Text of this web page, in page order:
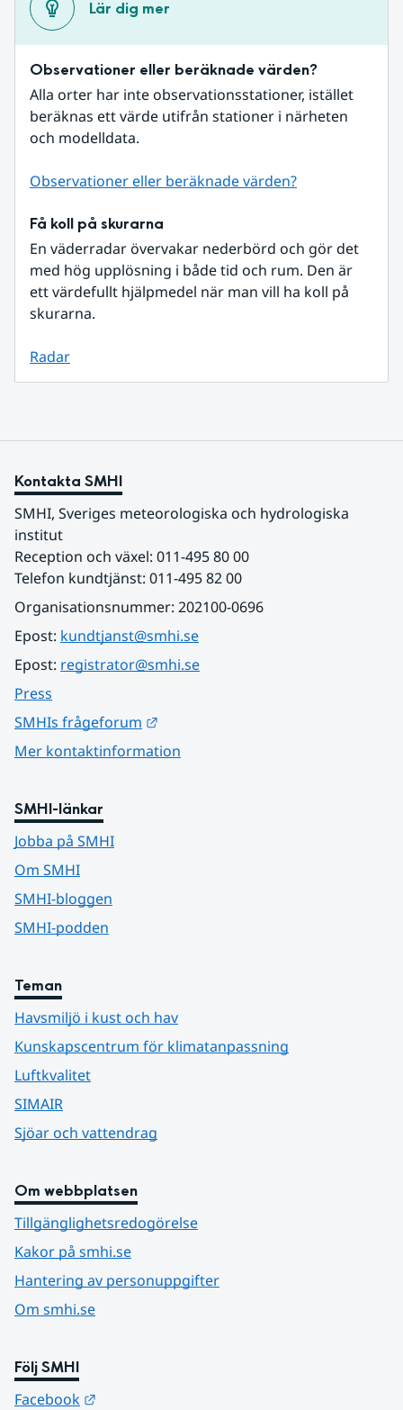
Lär dig mer
Observationer eller beräknade värden?
Alla orter har inte observationsstationer, istället
beräknas ett värde utifrån stationer i närheten
och modelldata.
Observationer eller beräknade värden?
Få koll på skurarna
En väderradar övervakar nederbörd och gör det
med hög upplösning i både tid och rum. Den är
ett värdefullt hjälpmedel när man vill ha koll på
skurarna.
Radar
Kontakta SMHI
SMHI, Sveriges meteorologiska och hydrologiska
institut
Reception och växel: 011-495 80 00
Telefon kundtjänst: 011-495 82 00
Organisationsnummer: 202100-0696
Epost: kundtjanst@smhi.se
Epost: registrator@smhi.se
Press
SMHIs frågeforum
Mer kontaktinformation
SMHI-länkar
Jobba på SMHI
Om SMHI
SMHI-bloggen
SMHI-podden
Teman
Havsmiljö i kust och hav
Kunskapscentrum för klimatanpassning
Luftkvalitet
SIMAIR
Sjöar och vattendrag
Om webbplatsen
Tillgänglighetsredogörelse
Kakor på smhi.se
Hantering av personuppgifter
Om smhi.se
Följ SMHI
Facebook